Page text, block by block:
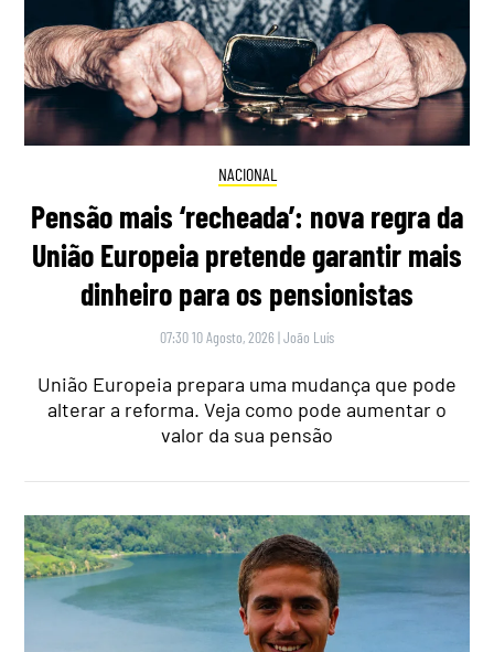
NACIONAL
Pensão mais ‘recheada’: nova regra da
União Europeia pretende garantir mais
dinheiro para os pensionistas
07:30 10 Agosto, 2026 |João Luís
União Europeia prepara uma mudança que pode
alterar a reforma. Veja como pode aumentar o
valor da sua pensão